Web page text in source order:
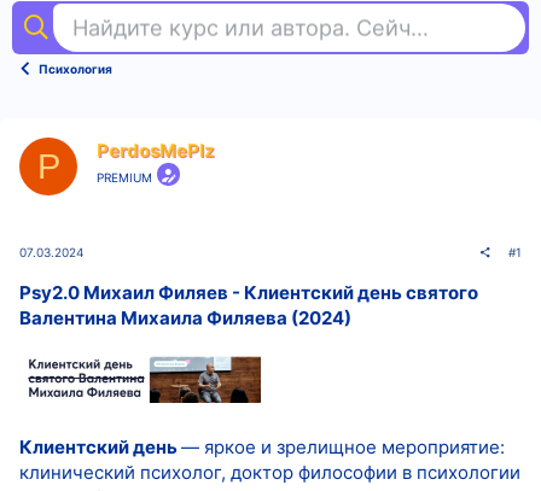
т
о
т
а
н
а
Найдите курс или автора. Сейчас ищут
Психология
P PerdosMePlz
PREMIUM
07.03.2024 #1
Psy2.0 Михаил Филяев - Клиентский день святого
Валентина Михаила Филяева (2024)
Клиентский день— яркое и зрелищное мероприятие:
клинический психолог, доктор философии в психологии